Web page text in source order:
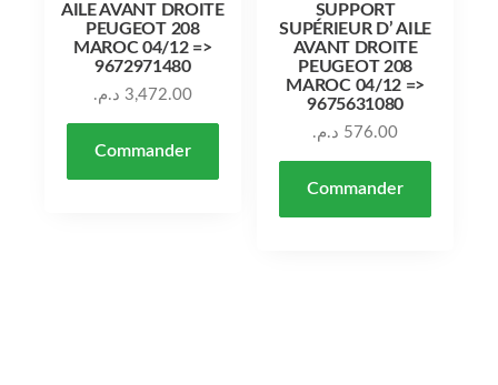
AILE AVANT DROITE
PEUGEOT 208
MAROC 04/12 =>
9672971480
3,472.00 د.م.
Commander
SUPPORT
SUPÉRIEUR D’ AILE
AVANT DROITE
PEUGEOT 208
MAROC 04/12 =>
9675631080
576.00 د.م.
Commander